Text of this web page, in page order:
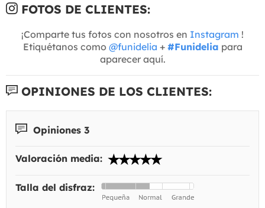
FOTOS DE CLIENTES:
¡Comparte tus fotos con nosotros en Instagram !
Etiquétanos como @funidelia + #Funidelia para
aparecer aquí.
OPINIONES DE LOS CLIENTES:
Opiniones 3
Valoración media:
Talla del disfraz: